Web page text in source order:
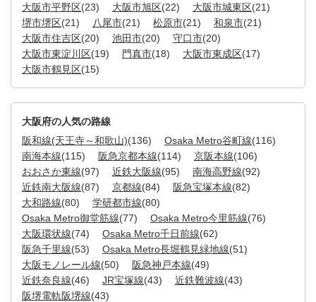
大阪市平野区(23) 大阪市旭区(22) 大阪市城東区(21)
堺市堺区(21) 八尾市(21) 松原市(21) 和泉市(21)
大阪市住吉区(20) 池田市(20) 守口市(20)
大阪市東淀川区(19) 門真市(18) 大阪市東成区(17)
大阪市鶴見区(15)
大阪府の人気の路線
阪和線(天王寺～和歌山)(136) Osaka Metro谷町線(116)
南海本線(115) 阪急京都本線(114) 京阪本線(106)
おおさか東線(97) 近鉄大阪線(95) 南海高野線(92)
近鉄南大阪線(87) 京都線(84) 阪急宝塚本線(82)
大和路線(80) 学研都市線(80)
Osaka Metro御堂筋線(77) Osaka Metro今里筋線(76)
大阪環状線(74) Osaka Metro千日前線(62)
阪急千里線(53) Osaka Metro長堀鶴見緑地線(51)
大阪モノレール線(50) 阪急神戸本線(49)
近鉄奈良線(46) JR宝塚線(43) 近鉄難波線(43)
阪堺電軌阪堺線(43)